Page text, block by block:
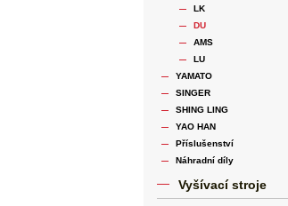
LK
DU
AMS
LU
YAMATO
SINGER
SHING LING
YAO HAN
Příslušenství
Náhradní díly
Vyšívací stroje